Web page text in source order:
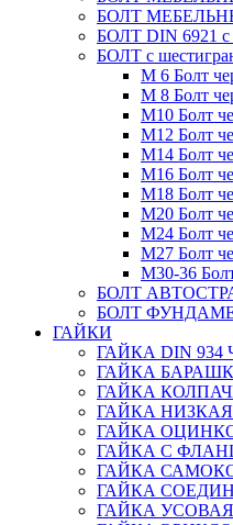
БОЛТ
БОЛТ DIN 6921 c
БОЛТ с
М 6 Болт
М 8 Болт
М10 Болт
М12 Болт
М14 Болт
М16 Болт
М18 Болт
М20 Болт
М24 Болт
М27 Болт
М30-36
БОЛТ
БОЛТ
ГАЙКИ
ГАЙКА DIN 934
ГАЙКА
ГАЙКА
ГАЙКА НИЗКАЯ
ГАЙКА
ГАЙКА С
ГАЙКА
ГАЙКА
ГАЙКА УСОВАЯ